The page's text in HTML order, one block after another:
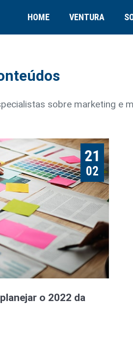
HOME VENTURA
sobre marketing e
21
02
o 2022 da